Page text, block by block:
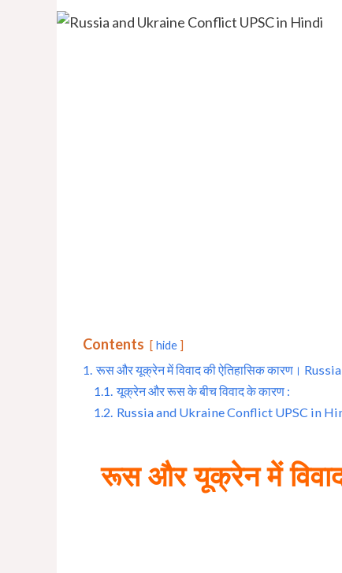
Contents hide
1. रूस और यूक्रेन में विवाद की ऐतिहासिक कारण।
1.1. यूक्रेन और रूस के बीच विवाद के कारण :
1.2. Russia and Ukraine Conflict UPSC in
रूस और यूक्रेन में